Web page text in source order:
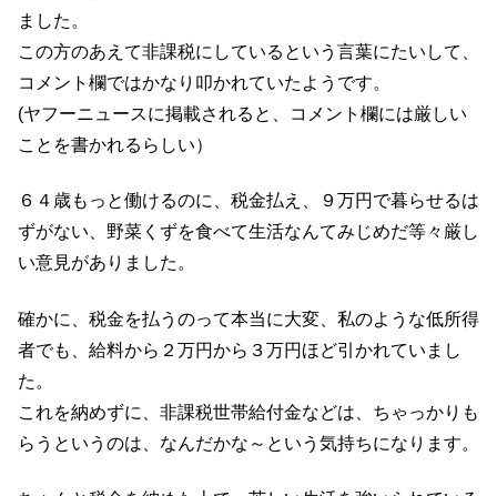
ました。
この方のあえて非課税にしているという言葉にたいして、
コメント欄ではかなり叩かれていたようです。
(ヤフーニュースに掲載されると、コメント欄には厳しい
ことを書かれるらしい）
６４歳もっと働けるのに、税金払え、９万円で暮らせるは
ずがない、野菜くずを食べて生活なんてみじめだ等々厳し
い意見がありました。
確かに、税金を払うのって本当に大変、私のような低所得
者でも、給料から２万円から３万円ほど引かれていまし
た。
これを納めずに、非課税世帯給付金などは、ちゃっかりも
らうというのは、なんだかな～という気持ちになります。